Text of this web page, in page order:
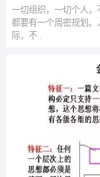
一切组织，一切个人，
都要有一个周密规划
际，不..